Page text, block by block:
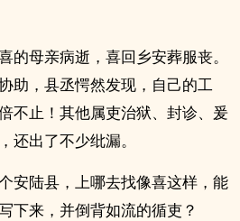
的母亲病逝，喜回乡安葬服丧。
助，县丞愕然发现，自己的工
不止！其他属吏治狱、封诊、爰
还出了不少纰漏。
安陆县，上哪去找像喜这样，能
下来，并倒背如流的循吏？